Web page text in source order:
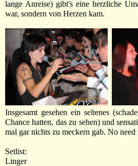
lange Anreise) gibt's eine herzliche
war, sondern von Herzen kam.
Insgesamt gesehen ein seltenes
Chance hatten, das zu sehen) und
mal gar nichts zu meckern gab. No need
Setlist:
Linger